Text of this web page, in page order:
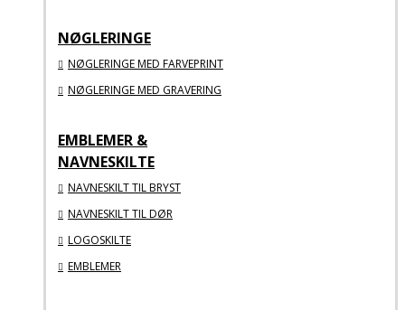
NØGLERINGE
NØGLERINGE MED FARVEPRINT
NØGLERINGE MED GRAVERING
EMBLEMER &
NAVNESKILTE
NAVNESKILT TIL BRYST
NAVNESKILT TIL DØR
LOGOSKILTE
EMBLEMER